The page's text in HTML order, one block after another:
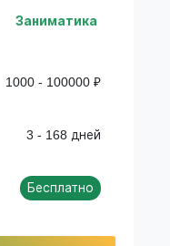
Заниматика
1000 - 100000 ₽
3 - 168 дней
Бесплатно